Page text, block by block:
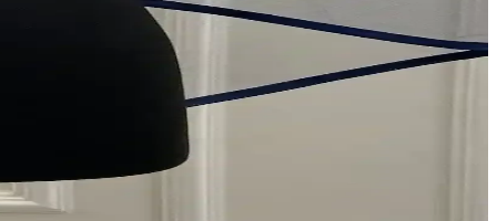
daha uygun olduğunu keşfedin.